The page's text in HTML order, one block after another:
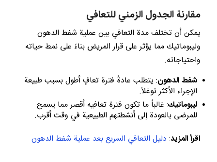
مقارنة الجدول الزمني للتعافي
يمكن أن تختلف مدة التعافي بين عملية شفط الدهون
وليبوماتيك مما يؤثر على قرار المريض بناءً على نمط حياته
واحتياجاته.
شفط الدهون: يتطلب عادةً فترة تعافٍ أطول بسبب طبيعة
الإجراء الأكثر توغلاً.
ليبوماتيك: غالباً ما تكون فترة تعافيه أقصر مما يسمح
للمرضى بالعودة إلى أنشطتهم الطبيعية في وقت أقرب.
اقرأ المزيد: دليل التعافي السريع بعد عملية شفط الدهون